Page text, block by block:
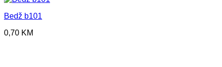
Bedž b101
0,70 KM